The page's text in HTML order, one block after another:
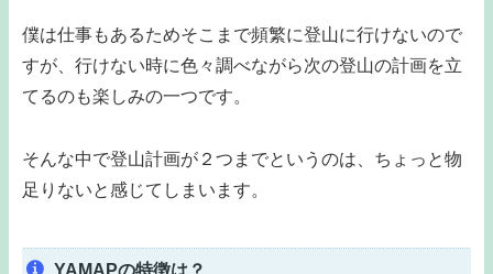
僕は仕事もあるためそこまで頻繁に登山に行けないので
すが、行けない時に色々調べながら次の登山の計画を立
てるのも楽しみの一つです。
そんな中で登山計画が２つまでというのは、ちょっと物
足りないと感じてしまいます。
YAMAPの特徴は？